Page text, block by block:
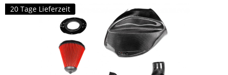
20 Tage Lieferzeit